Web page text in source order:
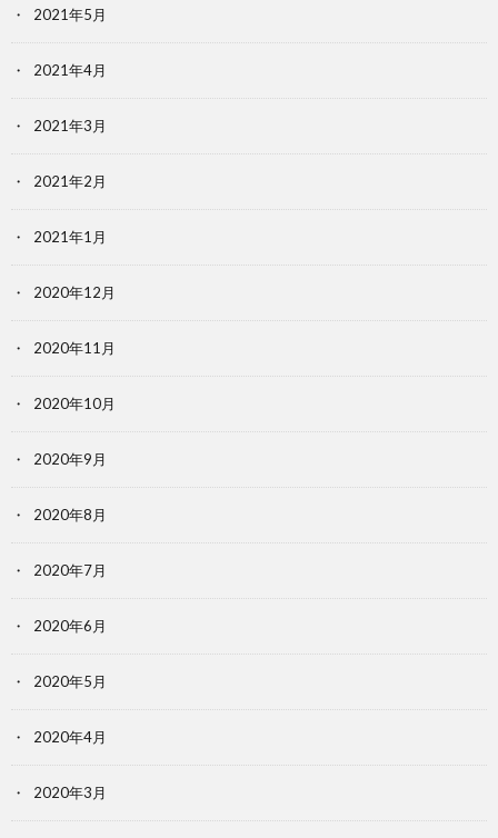
2021年5月
2021年4月
2021年3月
2021年2月
2021年1月
2020年12月
2020年11月
2020年10月
2020年9月
2020年8月
2020年7月
2020年6月
2020年5月
2020年4月
2020年3月